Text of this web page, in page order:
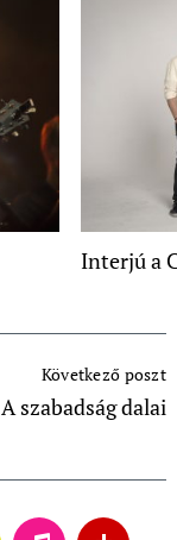
Interjú a
Következő poszt
A szabadság dalai